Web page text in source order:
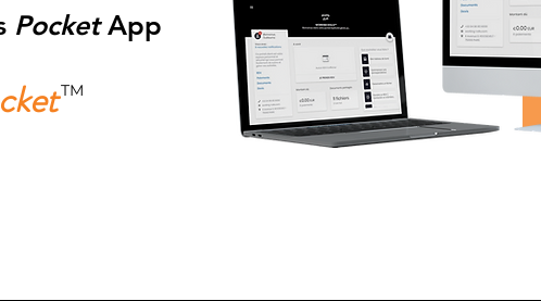
PocketApp
TM Téléchargez-là gratuitement maintenant !